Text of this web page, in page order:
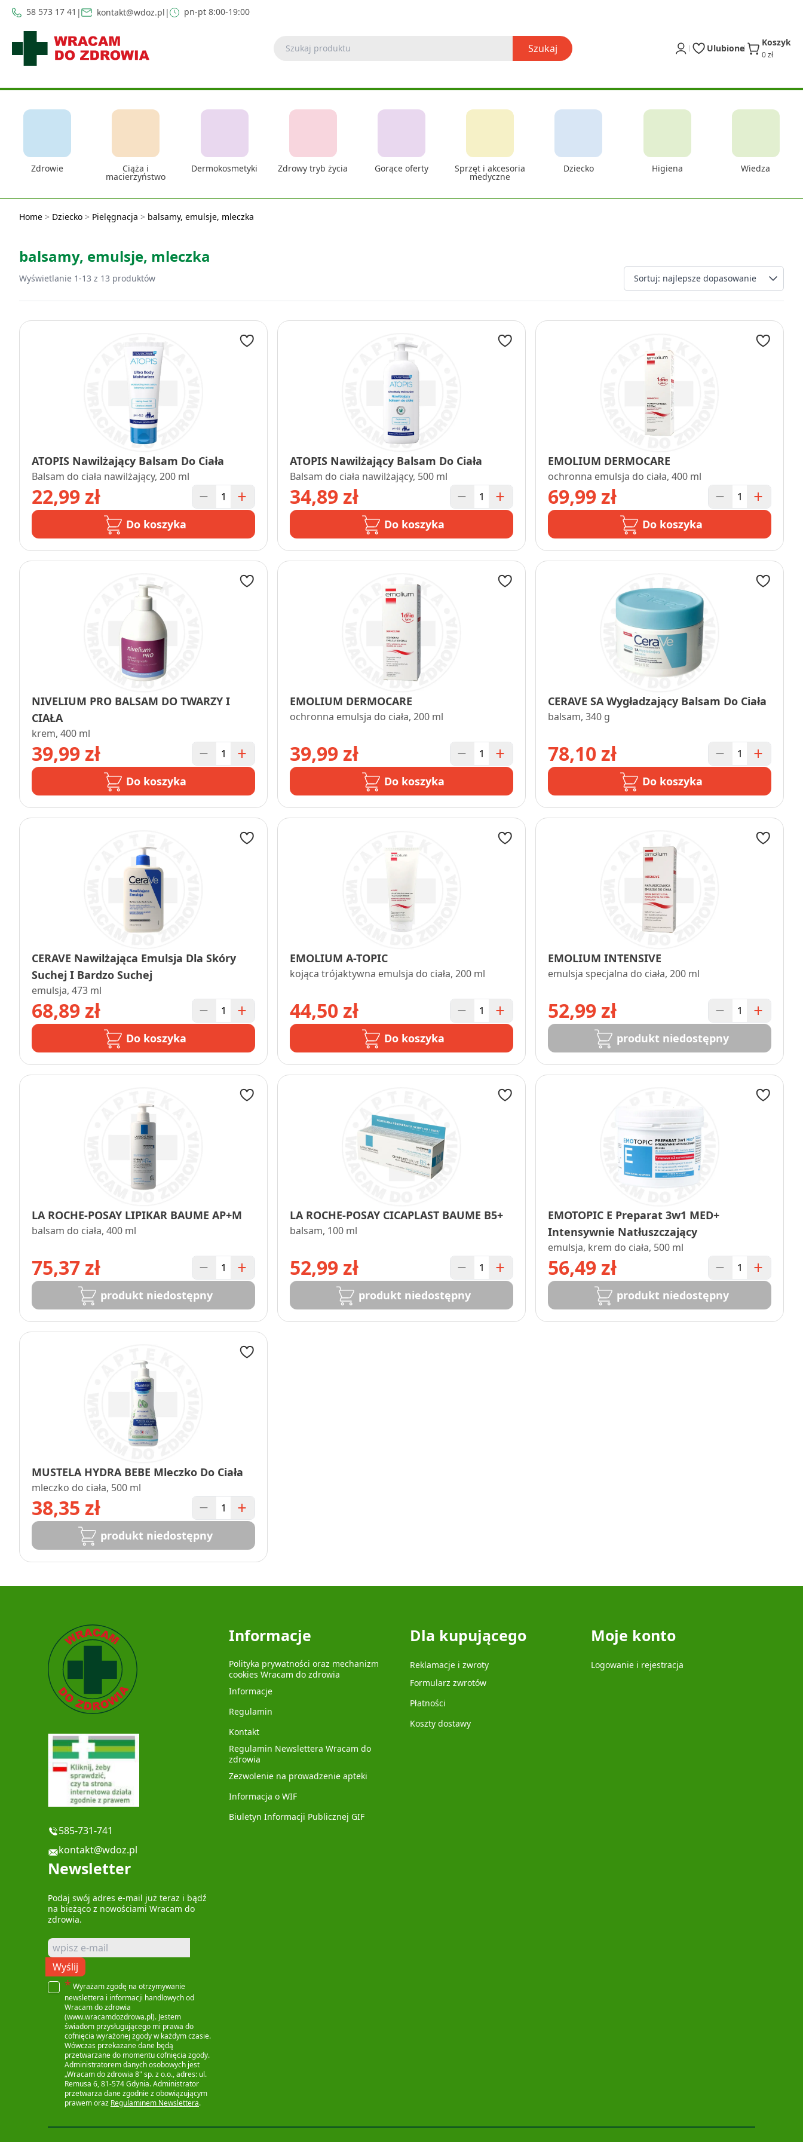
58 573 17 41 | kontakt@wdoz.pl | pn-pt 8:00-19:00
Szukaj Ulubione
Koszyk
0 zł
Zdrowie Ciąża i
macierzyństwo
Dermokosmetyki Zdrowy tryb życia Gorące oferty Sprzęt i akcesoria
medyczne
Dziecko Higiena Wiedza
Home > Dziecko > Pielęgnacja > balsamy, emulsje, mleczka
balsamy, emulsje, mleczka
Wyświetlanie 1-13 z 13 produktów
ATOPIS Nawilżający Balsam Do Ciała
Balsam do ciała nawilżający, 200 ml
22,99 zł
Do koszyka
ATOPIS Nawilżający Balsam Do Ciała
Balsam do ciała nawilżający, 500 ml
34,89 zł
Do koszyka
EMOLIUM DERMOCARE
ochronna emulsja do ciała, 400 ml
69,99 zł
Do koszyka
NIVELIUM PRO BALSAM DO TWARZY I
CIAŁA
krem, 400 ml
39,99 zł
Do koszyka
EMOLIUM DERMOCARE
ochronna emulsja do ciała, 200 ml
39,99 zł
Do koszyka
CERAVE SA Wygładzający Balsam Do Ciała
balsam, 340 g
78,10 zł
Do koszyka
CERAVE Nawilżająca Emulsja Dla Skóry
Suchej I Bardzo Suchej
emulsja, 473 ml
68,89 zł
Do koszyka
EMOLIUM A-TOPIC
kojąca trójaktywna emulsja do ciała, 200 ml
44,50 zł
Do koszyka
EMOLIUM INTENSIVE
emulsja specjalna do ciała, 200 ml
52,99 zł
produkt niedostępny
LA ROCHE-POSAY LIPIKAR BAUME AP+M
balsam do ciała, 400 ml
75,37 zł
produkt niedostępny
LA ROCHE-POSAY CICAPLAST BAUME B5+
balsam, 100 ml
52,99 zł
produkt niedostępny
EMOTOPIC E Preparat 3w1 MED+
Intensywnie Natłuszczający
emulsja, krem do ciała, 500 ml
56,49 zł
produkt niedostępny
MUSTELA HYDRA BEBE Mleczko Do Ciała
mleczko do ciała, 500 ml
38,35 zł
produkt niedostępny
585-731-741
kontakt@wdoz.pl
Informacje
Polityka prywatności oraz mechanizm
cookies Wracam do zdrowia
Informacje
Regulamin
Kontakt
Regulamin Newslettera Wracam do
zdrowia
Zezwolenie na prowadzenie apteki
Informacja o WIF
Biuletyn Informacji Publicznej GIF
Dla kupującego
Reklamacje i zwroty
Formularz zwrotów
Płatności
Koszty dostawy
Moje konto
Logowanie i rejestracja
Newsletter
Podaj swój adres e-mail już teraz i bądź
na bieżąco z nowościami Wracam do
zdrowia.
Wyślij
* Wyrażam zgodę na otrzymywanie
newslettera i informacji handlowych od
Wracam do zdrowia
(www.wracamdozdrowa.pl). Jestem
świadom przysługującego mi prawa do
cofnięcia wyrażonej zgody w każdym czasie.
Wówczas przekazane dane będą
przetwarzane do momentu cofnięcia zgody.
Administratorem danych osobowych jest
„Wracam do zdrowia 8" sp. z o.o., adres: ul.
Remusa 6, 81-574 Gdynia. Administrator
przetwarza dane zgodnie z obowiązującym
prawem oraz Regulaminem Newslettera.